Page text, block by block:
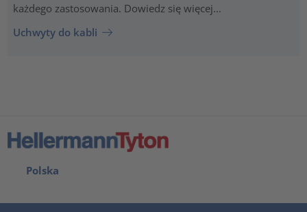
każdego zastosowania. Dowiedz się więcej...
Uchwyty do kabli
Polska